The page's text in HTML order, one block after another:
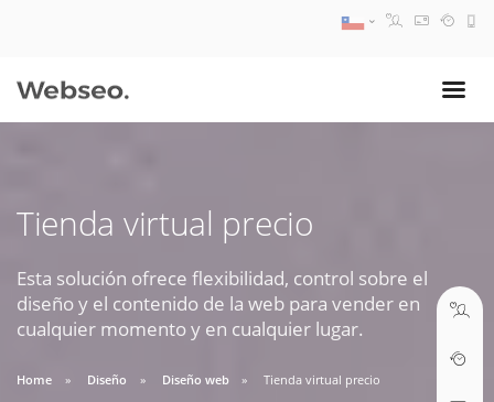
Tienda virtual precio
Esta solución ofrece flexibilidad, control sobre el
diseño y el contenido de la web para vender en
cualquier momento y en cualquier lugar.
Home Diseño Diseño web Tienda virtual precio
09:30 AM A 18:30 PM
soporte@webseo.cl
ABRIR TICKET